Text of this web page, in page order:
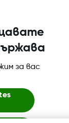
за вас